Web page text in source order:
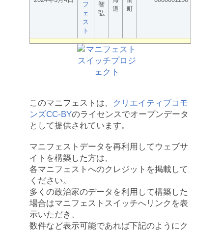
フ
ェ
ス
ト
智
弘
道
町
このマニフェストは、
クリエイティブコモ
ンズCC-BYのライセンスでオープンデータ
として提供されています。
マニフェストデータを再利用してウェブサ
イトを構築した方は、
各マニフェストへのクレジットを掲載して
ください。
多くの政治家のデータを利用して構築した
場合はマニフェストスイッチへリンクを表
示いただき、
数件など表示可能であれば下記のようにク